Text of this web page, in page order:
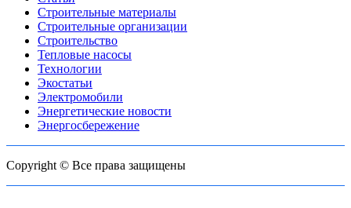
Строительные материалы
Строительные организации
Строительство
Тепловые насосы
Технологии
Экостатьи
Электромобили
Энергетические новости
Энергосбережение
Copyright © Все права защищены